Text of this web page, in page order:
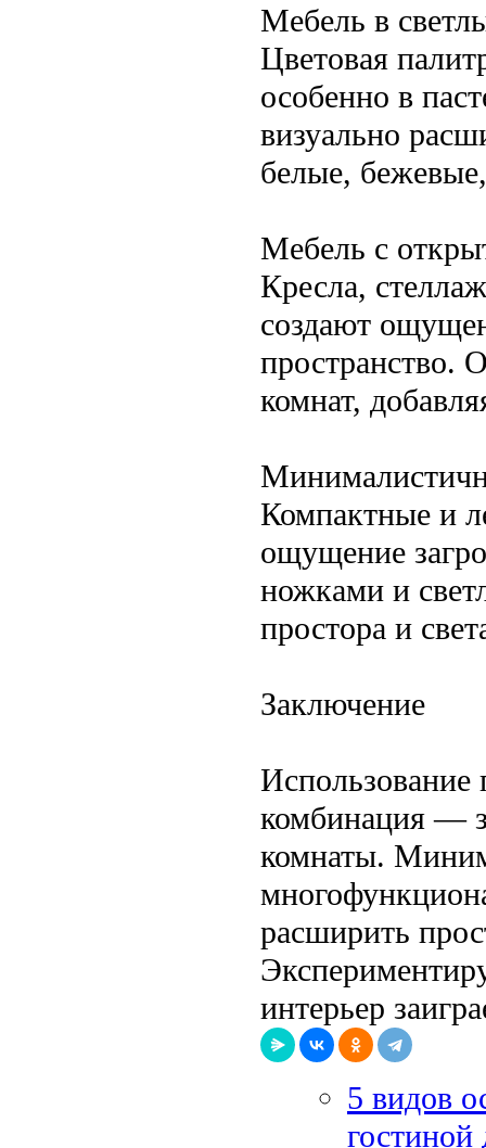
Мебель в
Цветовая
особенно в
визуально
белые,
Мебель с
Кресла,
создают
пространство.
комнат,
Компактные и
ощущение
ножками и
простора и
Заключение
Использование
комбинация —
комнаты.
расширить
интерьер
5 видов
гостиной